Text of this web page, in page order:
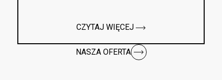
CZYTAJ WIĘCEJ
NASZA OFERTA